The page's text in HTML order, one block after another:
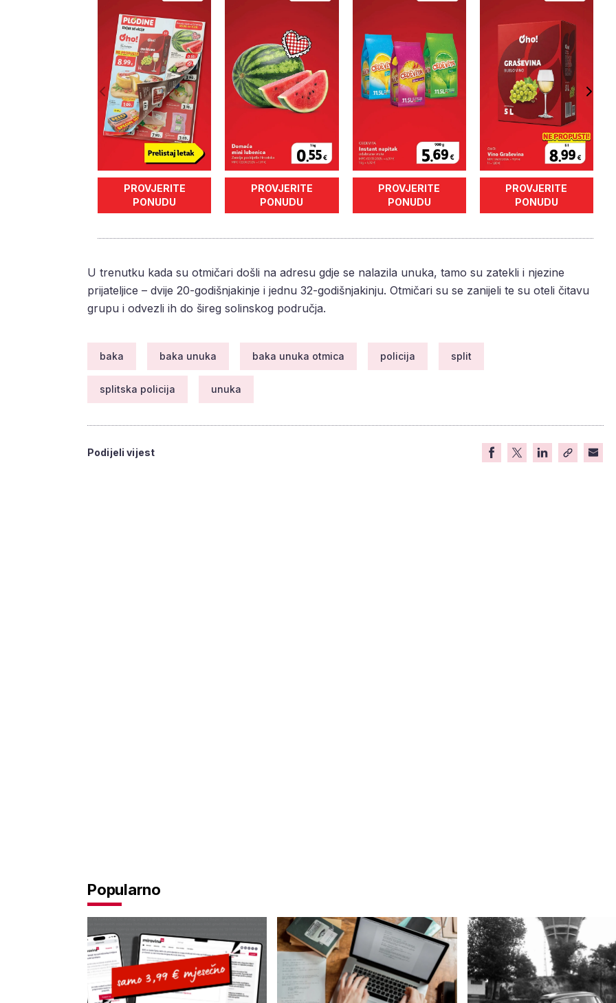
PROVJERITE
PONUDU
PROVJERITE
PONUDU
PROVJERITE
PONUDU
PROVJERITE
PONUDU
U trenutku kada su otmičari došli na adresu gdje se nalazila unuka, tamo su zatekli i njezine
prijateljice – dvije 20-godišnjakinje i jednu 32-godišnjakinju. Otmičari su se zanijeli te su oteli čitavu
grupu i odvezli ih do šireg solinskog područja.
baka baka unuka baka unuka otmica policija split
splitska policija unuka
Podijeli vijest
Popularno